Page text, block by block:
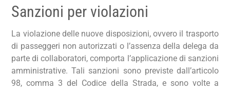
Sanzioni per violazioni
La violazione delle nuove disposizioni, ovvero il trasporto
di passeggeri non autorizzati o l’assenza della delega da
parte di collaboratori, comporta l’applicazione di sanzioni
amministrative. Tali sanzioni sono previste dall’articolo
98, comma 3 del Codice della Strada, e sono volte a